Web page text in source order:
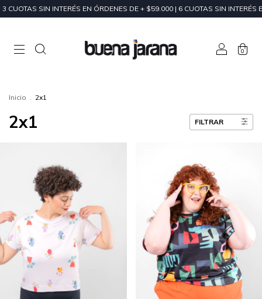
ÓRDENES DE + $59.000 | 6 CUOTAS SIN INTERÉS EN ÓRDENES DE +
0
Inicio . 2x1
2x1 FILTRAR